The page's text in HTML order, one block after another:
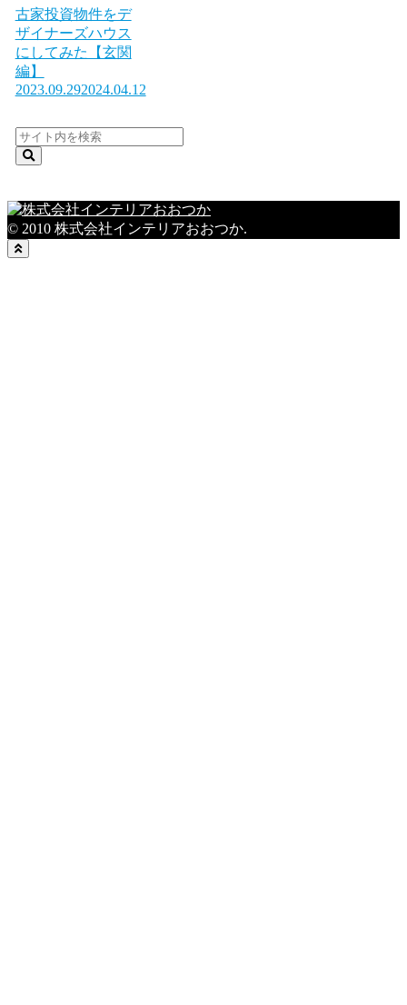
古家投資物件をデ
ザイナーズハウス
にしてみた【玄関
編】
2023.09.292024.04.12
© 2010 株式会社インテリアおおつか.